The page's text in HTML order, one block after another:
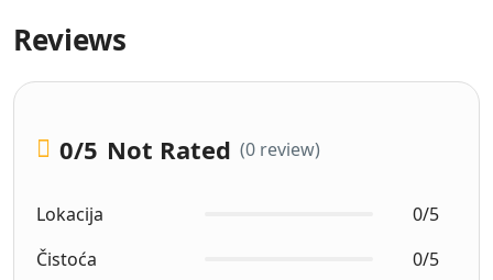
Reviews
0/5 Not Rated (0 review)
Lokacija
0/5
Čistoća
0/5